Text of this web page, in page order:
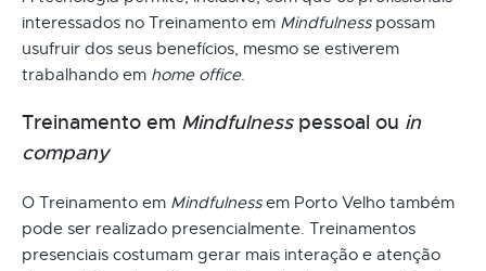
interessados no Treinamento em Mindfulnesspossam
usufruir dos seus benefícios, mesmo se estiverem
trabalhando em home office.
Treinamento em Mindfulnesspessoal ou in
company
O Treinamento em Mindfulnessem Porto Velho também
pode ser realizado presencialmente. Treinamentos
presenciais costumam gerar mais interação e atenção